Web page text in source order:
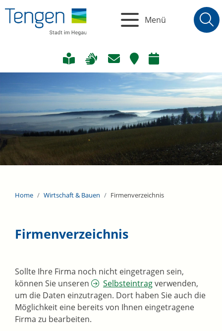
Menü
Home Wirtschaft & Bauen Firmenverzeichnis
Firmenverzeichnis
Sollte Ihre Firma noch nicht eingetragen sein,
können Sie unseren
Selbsteintragverwenden,
um die Daten einzutragen. Dort haben Sie auch die
Möglichkeit eine bereits von Ihnen eingetragene
Firma zu bearbeiten.